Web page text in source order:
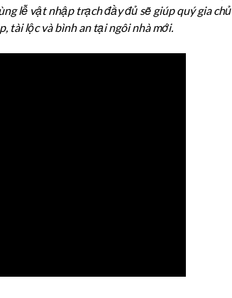
lễ vật nhập trạch đầy đủ sẽ giúp quý gia chủ
tài lộc và bình an tại ngôi nhà mới.